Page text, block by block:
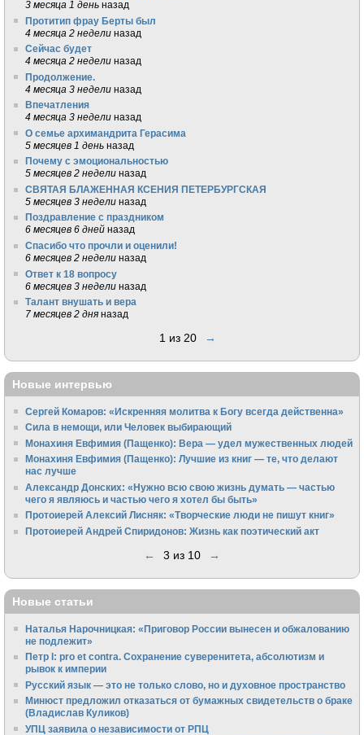
3 месяца 1 день назад
Протитип фрау Берты был
4 месяца 2 недели назад
Сейчас будет
4 месяца 2 недели назад
Продолжение.
4 месяца 3 недели назад
Впечатления
4 месяца 3 недели назад
О семье архимандрита Герасима
5 месяцев 1 день назад
Почему с эмоциональностью
5 месяцев 2 недели назад
СВЯТАЯ БЛАЖЕННАЯ КСЕНИЯ ПЕТЕРБУРГСКАЯ
5 месяцев 3 недели назад
Поздравление с праздником
6 месяцев 6 дней назад
Спасибо что прочли и оценили!
6 месяцев 2 недели назад
Ответ к 18 вопросу
6 месяцев 3 недели назад
Талант внушать и вера
7 месяцев 2 дня назад
1 из 20 →
Новые интервью
Сергей Комаров: «Искренняя молитва к Богу всегда действенна»
Сила в немощи, или Человек выбирающий
Монахиня Евфимия (Пащенко): Вера — удел мужественных людей
Монахиня Евфимия (Пащенко): Лучшие из книг — те, что делают
нас лучше
Александр Донских: «Нужно всю свою жизнь думать — частью
чего я являюсь и частью чего я хотел бы быть»
Протоиерей Алексий Лисняк: «Творческие люди не пишут книг»
Протоиерей Андрей Спиридонов: Жизнь как поэтический акт
← 3 из 10 →
Новые статьи
Наталья Нарочницкая: «Приговор России вынесен и обжалованию
не подлежит»
Петр I: pro et contra. Сохранение суверенитета, абсолютизм и
рывок к империи
Русский язык — это не только слово, но и духовное пространство
Минюст предложил отказаться от бумажных свидетельств о браке
(Владислав Куликов)
УПЦ заявила о независимости от РПЦ